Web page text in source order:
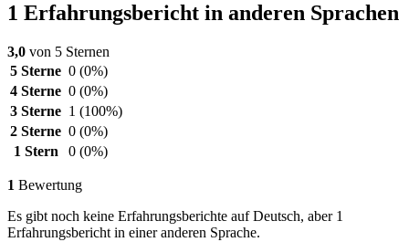
1 Erfahrungsbericht in anderen Sprachen
3,0 von 5 Sternen
5 Sterne 0 (0%)
4 Sterne 0 (0%)
3 Sterne 1 (100%)
2 Sterne 0 (0%)
1 Stern
0 (0%)
1 Bewertung
Es gibt noch keine Erfahrungsberichte auf Deutsch, aber 1
Erfahrungsbericht in einer anderen Sprache.